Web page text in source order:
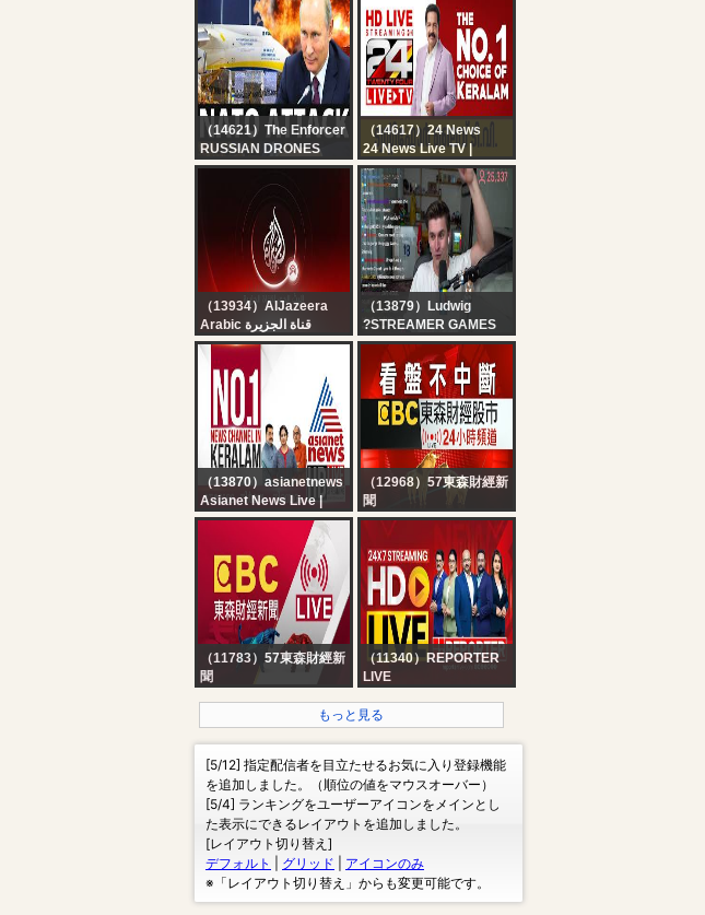
VIVO | FLUMINENSE 1
X 3 VASCO DA GAMA -
COPA DO BRASIL 2026
AZZARO ?BOCA LE
GANÓ A
ESTUDIANTES EN EL
DUCÓ + BOMBAS EN
RIVER
（14621）The Enforcer
RUSSIAN DRONES
ATTACK MAJOR
GERMAN AIRPORT,
NORTH KOREA
DEPLOYS! Breaking
War News The Enforcer
（14617）24 News
24 News Live TV |
Kerala Rain Live News
Updates | Malayalam
News Live | HD Live
Streaming | 24 News
（13934）AlJazeera
Arabic قناة الجزيرة
البث الحي لقناة الجزيرة |
التغطية مستمرة
（13879）Ludwig
?STREAMER GAMES
RECAP?
（13870）asianetnews
Asianet News Live |
Malayalam Live News |
Kerala News Updates |
Breaking News | Kerala
Rain
（12968）57東森財經新
聞
【看盤不中斷】EBC東森
財經股市24小時直播｜
Taiwan EBC Financial
News 24hr Live｜台湾
EBC 金融ニュース24 時
間オンライン放送｜대만
뉴스 생방송
（11783）57東森財經新
聞
時線上直播｜Taiwan
EBC Financial News｜
｜대만 뉴스 생방송
（11340）REPORTER
LIVE
Kerala Rain Alert Live |
HD Streaming | Latest
Reporter
もっと見る
[5/12] 指定配信者を目立たせるお気に入り登録機能
を追加しました。（順位の値をマウスオーバー）
[5/4] ランキングをユーザーアイコンをメインとし
た表示にできるレイアウトを追加しました。
[レイアウト切り替え]
デフォルト
グリッド
アイコンのみ
※「レイアウト切り替え」からも変更可能です。